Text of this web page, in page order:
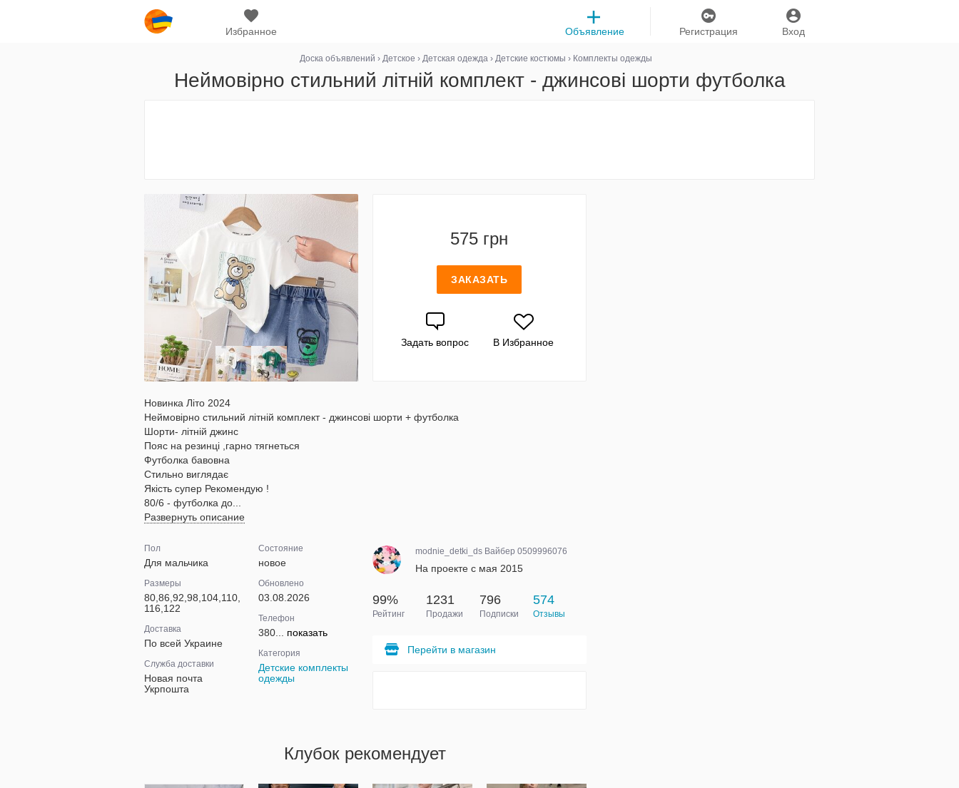
Избранное Вход
Регистрация
Объявление
Доска объявлений › Детское › Детская одежда › Детские костюмы › Комплекты одежды
Неймовірно стильний літній комплект - джинсові шорти футболка
575 грн
ЗАКАЗАТЬ
Задать вопрос В Избранное
Новинка Літо 2024
Неймовірно стильний літній комплект - джинсові шорти + футболка
Шорти- літній джинс
Пояс на резинці ,гарно тягнеться
Футболка бавовна
Стильно виглядає
Якість супер Рекомендую !
80/6 - футболка до...
Развернуть описание
Пол
Для мальчика
Размеры
80,86,92,98,104,110,
116,122
Доставка
По всей Украине
Служба доставки
Новая почта
Укрпошта
Состояние
новое
Обновлено
03.08.2026
Телефон
380... показать
Категория
Детские комплекты
одежды
modnie_detki_ds Вайбер 0509996076
На проекте с мая 2015
99%
Рейтинг
1231
Продажи
796
Подписки
574
Отзывы
Перейти в магазин
Клубок рекомендует